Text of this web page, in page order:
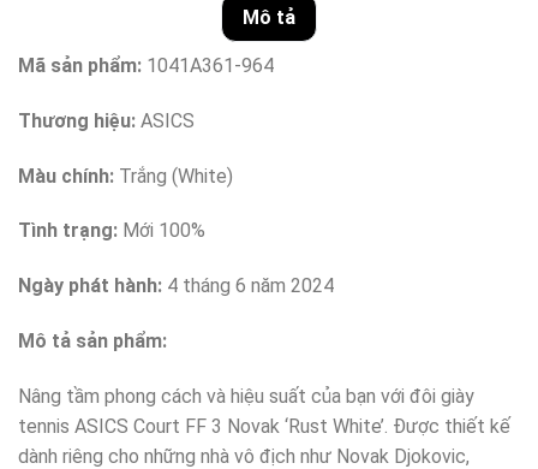
Mô tả
Mã sản phẩm: 1041A361-964
Thương hiệu: ASICS
Màu chính: Trắng (White)
Tình trạng: Mới 100%
Ngày phát hành: 4 tháng 6 năm 2024
Mô tả sản phẩm:
Nâng tầm phong cách và hiệu suất của bạn với đôi giày
tennis ASICS Court FF 3 Novak ‘Rust White’. Được thiết kế
dành riêng cho những nhà vô địch như Novak Djokovic,